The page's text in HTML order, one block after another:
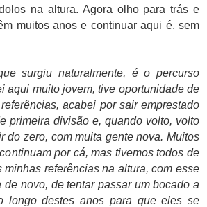
na altura. Agora olho para trás e
muitos anos e continuar aqui é, sem
surgiu naturalmente, é o percurso
aqui muito jovem, tive oportunidade de
acabei por sair emprestado
primeira divisão e, quando volto, volto
do zero, com muita gente nova. Muitos
por cá, mas tivemos todos de
referências na altura, com esse
novo, de tentar passar um bocado a
longo destes anos para que eles se
que o Boavista FC já assegurou os meios
para sustentar a operação de recuperação e
à aprovação do plano que permitirá reabrir a
que o plano de recuperação foi
alteração da lista de credores, registada em junho,
em assembleia. "Temos os valores
cidadão Pedro Proença nada têm a ver
da FPF"
Portuguesa de Futebol, Pedro
polémica relativamente aos áudios publicados,
nacional.